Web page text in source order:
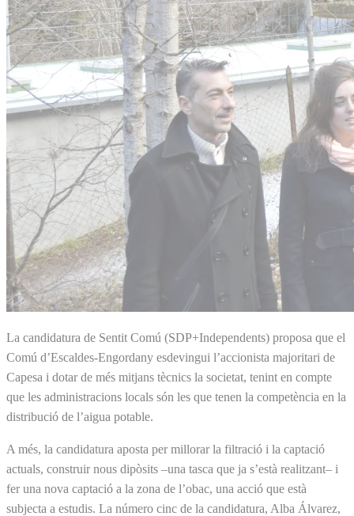
La candidatura de Sentit Comú (SDP+Independents) proposa que el
Comú d’Escaldes-Engordany esdevingui l’accionista majoritari de
Capesa i dotar de més mitjans tècnics la societat, tenint en compte
que les administracions locals són les que tenen la competència en la
distribució de l’aigua potable.
A més, la candidatura aposta per millorar la filtració i la captació
actuals, construir nous dipòsits –una tasca que ja s’està realitzant– i
fer una nova captació a la zona de l’obac, una acció que està
subjecta a estudis. La número cinc de la candidatura, Alba Álvarez,